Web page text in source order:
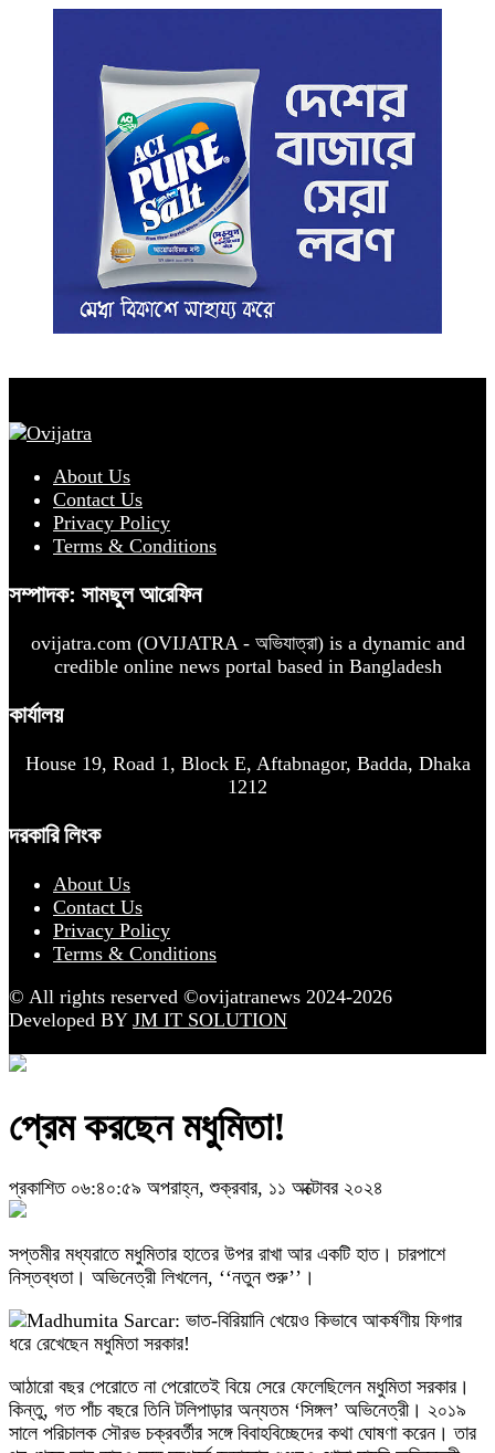
About Us
Contact Us
Privacy Policy
Terms & Conditions
সম্পাদক: সামছুল আরেফিন
ovijatra.com (OVIJATRA - অভিযাত্রা) is a dynamic and
credible online news portal based in Bangladesh
কার্যালয়
House 19, Road 1, Block E, Aftabnagor, Badda, Dhaka
1212
দরকারি লিংক
About Us
Contact Us
Privacy Policy
Terms & Conditions
© All rights reserved ©ovijatranews 2024-2026
Developed BY JM IT SOLUTION
প্রেম করছেন মধুমিতা!
প্রকাশিত ০৬:৪০:৫৯ অপরাহ্ন, শুক্রবার, ১১ অক্টোবর ২০২৪
সপ্তমীর মধ্যরাতে মধুমিতার হাতের উপর রাখা আর একটি হাত। চারপাশে
নিস্তব্ধতা। অভিনেত্রী লিখলেন, ‘‘নতুন শুরু’’।
আঠারো বছর পেরোতে না পেরোতেই বিয়ে সেরে ফেলেছিলেন মধুমিতা সরকার।
কিন্তু, গত পাঁচ বছরে তিনি টলিপাড়ার অন্যতম ‘সিঙ্গল’ অভিনেত্রী। ২০১৯
সালে পরিচালক সৌরভ চক্রবর্তীর সঙ্গে বিবাহবিচ্ছেদের কথা ঘোষণা করেন। তার